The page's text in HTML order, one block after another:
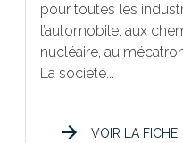
pour toutes les
l’automobile, aux
nucléaire, au
La société...
VOIR LA FICHE